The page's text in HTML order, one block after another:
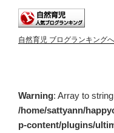
自然育児 ブログランキングへ
Warning: Array to
/home/sattyann/
p-content/plugins/